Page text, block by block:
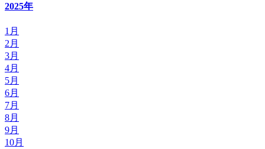
2025年
1月
2月
3月
4月
5月
6月
7月
8月
9月
10月